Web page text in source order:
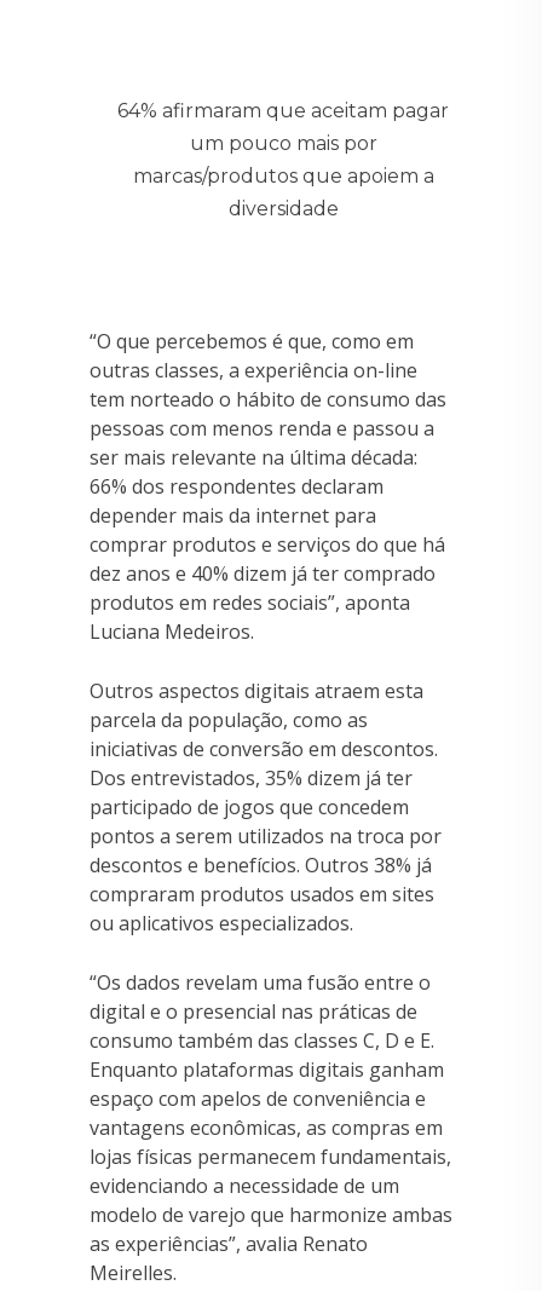
64% afirmaram que aceitam pagar
um pouco mais por
marcas/produtos que apoiem a
diversidade
“O que percebemos é que, como em
outras classes, a experiência on-line
tem norteado o hábito de consumo das
pessoas com menos renda e passou a
ser mais relevante na última década:
66% dos respondentes declaram
depender mais da internet para
comprar produtos e serviços do que há
dez anos e 40% dizem já ter comprado
produtos em redes sociais”, aponta
Luciana Medeiros.
Outros aspectos digitais atraem esta
parcela da população, como as
iniciativas de conversão em descontos.
Dos entrevistados, 35% dizem já ter
participado de jogos que concedem
pontos a serem utilizados na troca por
descontos e benefícios. Outros 38% já
compraram produtos usados em sites
ou aplicativos especializados.
“Os dados revelam uma fusão entre o
digital e o presencial nas práticas de
consumo também das classes C, D e E.
Enquanto plataformas digitais ganham
espaço com apelos de conveniência e
vantagens econômicas, as compras em
lojas físicas permanecem fundamentais,
evidenciando a necessidade de um
modelo de varejo que harmonize ambas
as experiências”, avalia Renato
Meirelles.